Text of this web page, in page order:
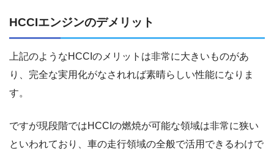
HCCIエンジンのデメリット
上記のようなHCCIのメリットは非常に大きいものがあ
り、完全な実用化がなされれば素晴らしい性能になりま
す。
ですが現段階ではHCCIの燃焼が可能な領域は非常に狭い
といわれており、車の走行領域の全般で活用できるわけで